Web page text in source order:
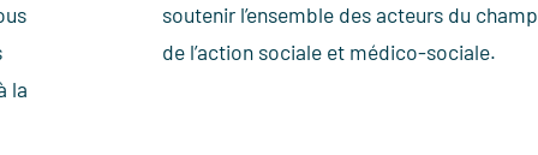
la
soutenir l’ensemble des acteurs du champ
de l’action sociale et médico-sociale.